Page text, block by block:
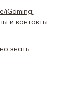
iGaming:
и контакты
знать